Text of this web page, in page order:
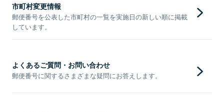
市町村変更情報
郵便番号を公表した市町村の一覧を実施日の新しい順に掲載
しています。
よくあるご質問・お問い合わせ
郵便番号に関するさまざまな疑問にお答えします。